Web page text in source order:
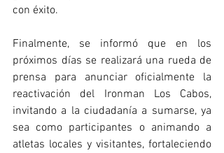
con éxito.
Finalmente, se informó que en los
próximos días se realizará una rueda de
prensa para anunciar oficialmente la
reactivación del Ironman Los Cabos,
invitando a la ciudadanía a sumarse, ya
sea como participantes o animando a
atletas locales y visitantes, fortaleciendo